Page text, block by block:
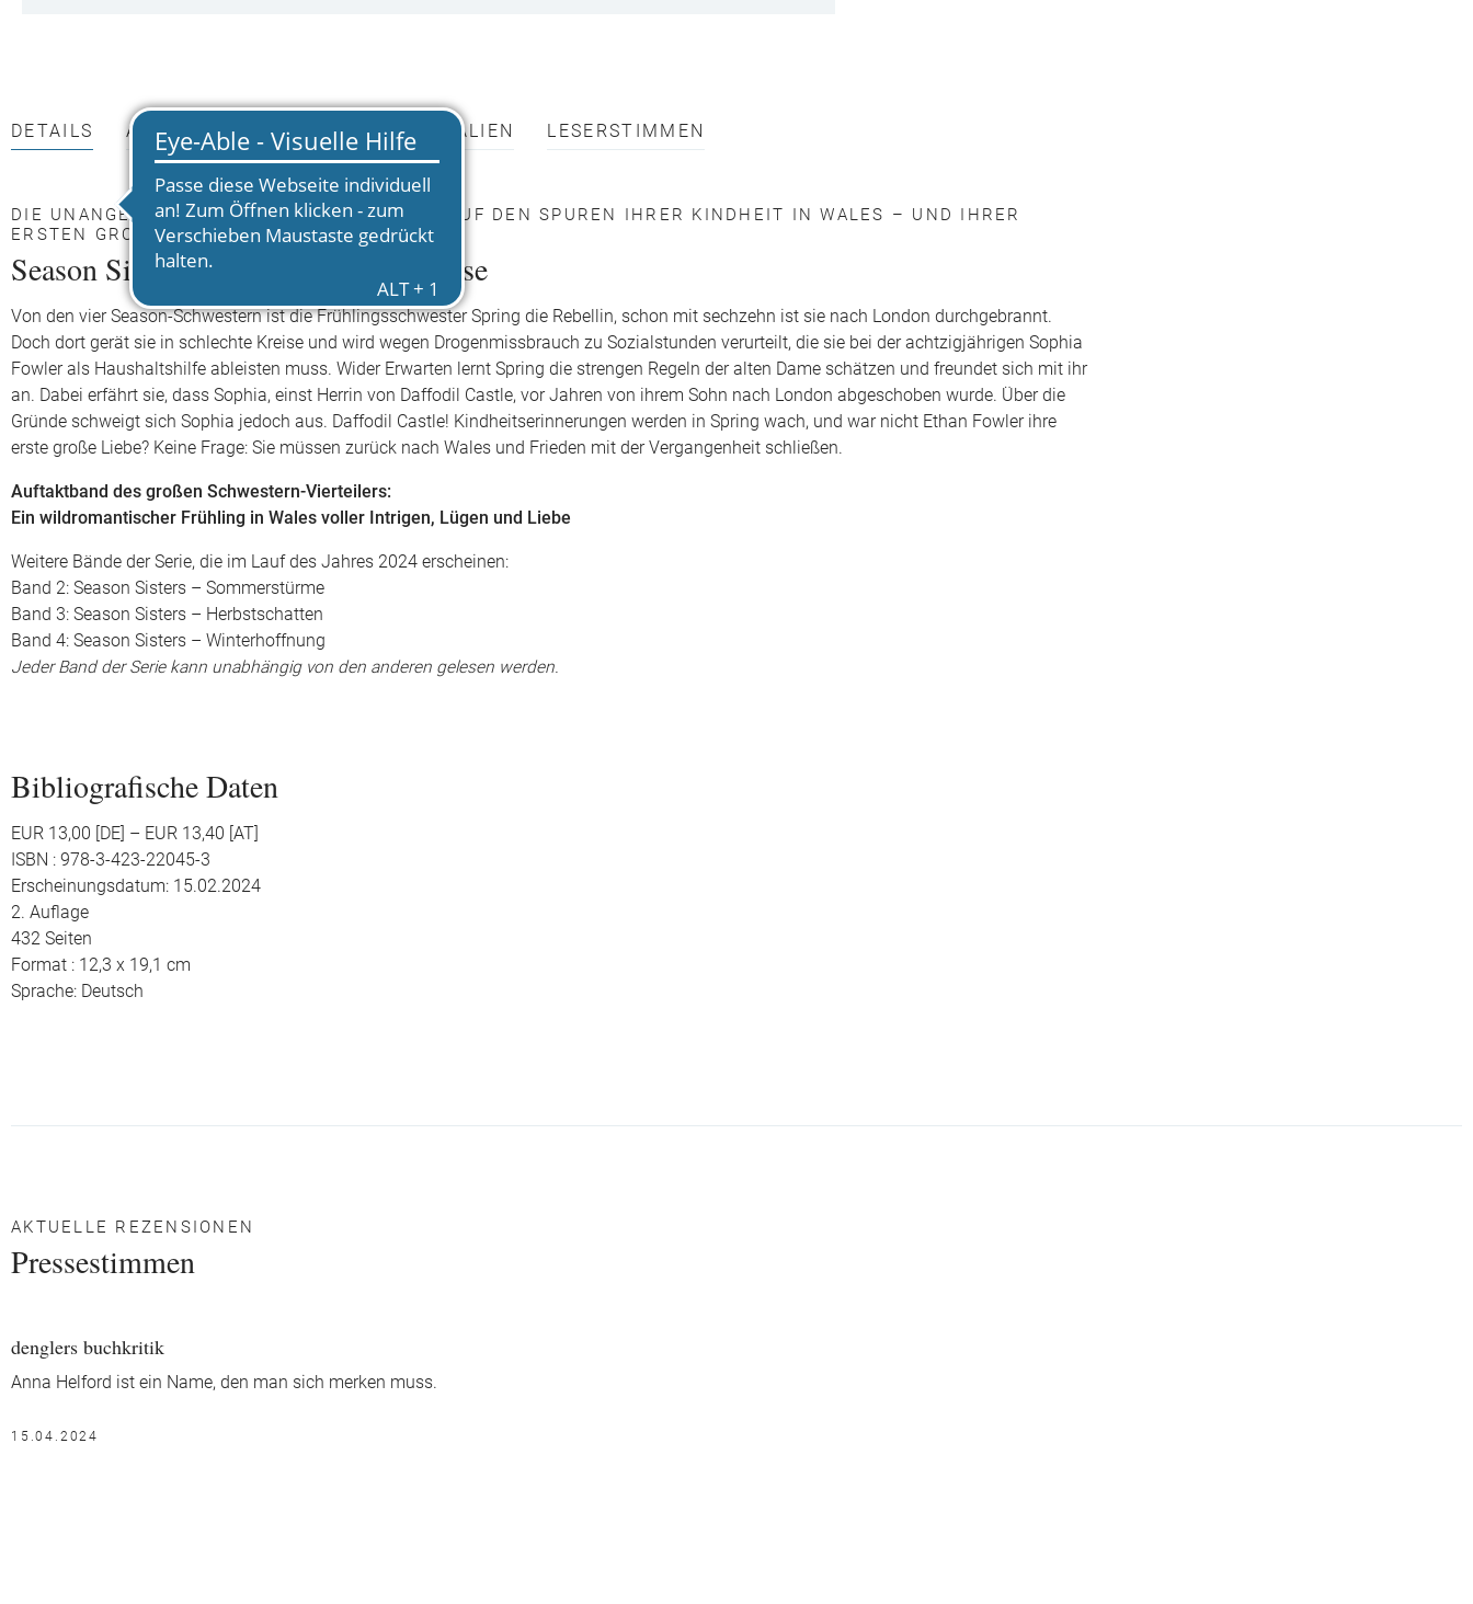
DETAILS AUTOR*INNEN PRESSEMATERIALIEN LESERSTIMMEN
DIE UNANGEPASSTE FRÜHLINGSSCHWESTER AUF DEN SPUREN IHRER KINDHEIT IN WALES – UND IHRER
ERSTEN GROSSEN LIEBE
Season Sisters – Frühlingsgeheimnisse
Von den vier Season-Schwestern ist die Frühlingsschwester Spring die Rebellin, schon mit sechzehn ist sie nach London durchgebrannt.
Doch dort gerät sie in schlechte Kreise und wird wegen Drogenmissbrauch zu Sozialstunden verurteilt, die sie bei der achtzigjährigen Sophia
Fowler als Haushaltshilfe ableisten muss. Wider Erwarten lernt Spring die strengen Regeln der alten Dame schätzen und freundet sich mit ihr
an. Dabei erfährt sie, dass Sophia, einst Herrin von Daffodil Castle, vor Jahren von ihrem Sohn nach London abgeschoben wurde. Über die
Gründe schweigt sich Sophia jedoch aus. Daffodil Castle! Kindheitserinnerungen werden in Spring wach, und war nicht Ethan Fowler ihre
erste große Liebe? Keine Frage: Sie müssen zurück nach Wales und Frieden mit der Vergangenheit schließen.
Auftaktband des großen Schwestern-Vierteilers:
Ein wildromantischer Frühling in Wales voller Intrigen, Lügen und Liebe
Weitere Bände der Serie, die im Lauf des Jahres 2024 erscheinen:
Band 2: Season Sisters – Sommerstürme
Band 3: Season Sisters – Herbstschatten
Band 4: Season Sisters – Winterhoffnung
Jeder Band der Serie kann unabhängig von den anderen gelesen werden.
Bibliografische Daten
EUR 13,00 [DE] – EUR 13,40 [AT]
ISBN : 978-3-423-22045-3
Erscheinungsdatum: 15.02.2024
2. Auflage
432 Seiten
Format : 12,3 x 19,1 cm
Sprache: Deutsch
AKTUELLE REZENSIONEN
Pressestimmen
denglers buchkritik
Anna Helford ist ein Name, den man sich merken muss.
15.04.2024